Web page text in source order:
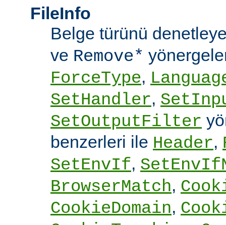
FileInfo
Belge türünü
ve Remove*
ForceType,
SetHandler,
SetOutputFilter
benzerleri ile Header,
SetEnvIf,
BrowserMatch,
CookieDomain,